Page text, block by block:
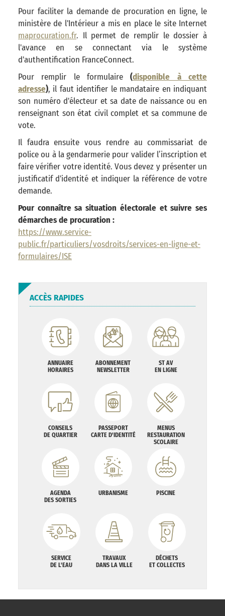
Pour faciliter la demande de procuration en ligne, le
ministère de l'Intérieur a mis en place le site Internet
maprocuration.fr. Il permet de remplir le dossier à
l'avance en se connectant via le système
d'authentification FranceConnect.
Pour remplir le formulaire(disponible à cette
adresse), il faut identifier le mandataire en indiquant
son numéro d'électeur et sa date de naissance ou en
renseignant son état civil complet et sa commune de
vote.
Il faudra ensuite vous rendre au commissariat de
police ou à la gendarmerie pour valider l’inscription et
faire vérifier votre identité. Vous devez y présenter un
justificatif d'identité et indiquer la référence de votre
demande.
Pour connaître sa situation électorale et suivre ses
démarches de procuration :
https://www.service-
public.fr/particuliers/vosdroits/services-en-ligne-et-
formulaires/ISE
ACCÈS RAPIDES
ANNUAIRE
HORAIRES
ABONNEMENT
NEWSLETTER
ST AV
EN LIGNE
CONSEILS
DE QUARTIER
PASSEPORT
CARTE D'IDENTITÉ
MENUS
RESTAURATION
SCOLAIRE
AGENDA
DES SORTIES
URBANISME PISCINE
SERVICE
DE L'EAU
TRAVAUX
DANS LA VILLE
DÉCHETS
ET COLLECTES